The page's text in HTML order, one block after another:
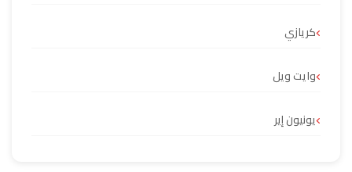
كريازي
وايت ويل
يونيون إير